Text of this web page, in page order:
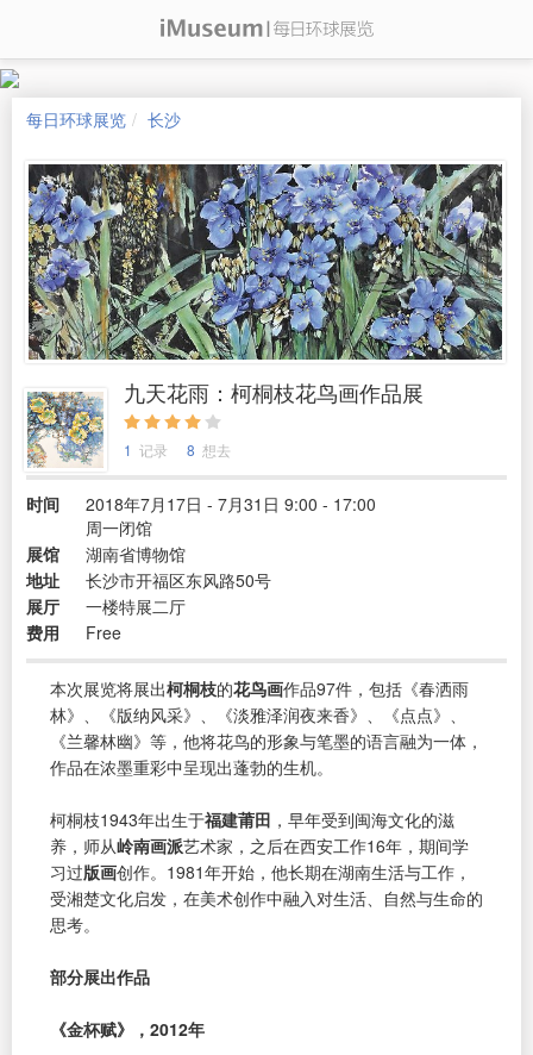
每日环球展览 长沙
九天花雨：柯桐枝花鸟画作品展
1 记录 8 想去
时间
2018年7月17日 - 7月31日 9:00 - 17:00
周一闭馆
展馆
湖南省博物馆
地址
长沙市开福区东风路50号
展厅
一楼特展二厅
费用
Free
本次展览将展出柯桐枝的花鸟画作品97件，包括《春洒雨
林》、《版纳风采》、《淡雅泽润夜来香》、《点点》、
《兰馨林幽》等，他将花鸟的形象与笔墨的语言融为一体，
作品在浓墨重彩中呈现出蓬勃的生机。
柯桐枝1943年出生于福建莆田 ，早年受到闽海文化的滋
养，师从岭南画派艺术家，之后在西安工作16年，期间学
习过版画创作。1981年开始，他长期在湖南生活与工作，
受湘楚文化启发，在美术创作中融入对生活、自然与生命的
思考。
部分展出作品
《金杯赋》，2012年